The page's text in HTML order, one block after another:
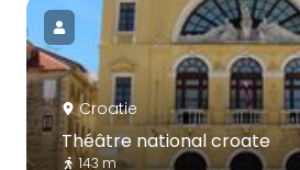
Croatie
Théâtre national croate
143 m